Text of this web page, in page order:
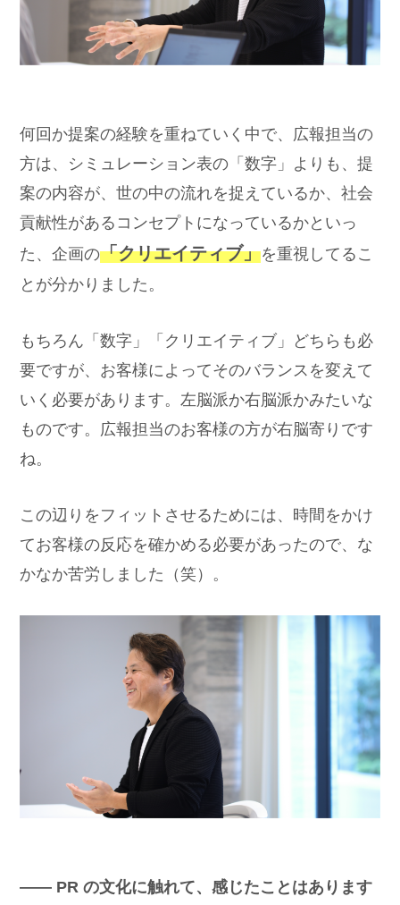
何回か提案の経験を重ねていく中で、広報担当の
方は、シミュレーション表の「数字」よりも、提
案の内容が、世の中の流れを捉えているか、社会
貢献性があるコンセプトになっているかといっ
た、企画の「クリエイティブ」を重視してるこ
とが分かりました。
もちろん「数字」「クリエイティブ」どちらも必
要ですが、お客様によってそのバランスを変えて
いく必要があります。左脳派か右脳派かみたいな
ものです。広報担当のお客様の方が右脳寄りです
ね。
この辺りをフィットさせるためには、時間をかけ
てお客様の反応を確かめる必要があったので、な
かなか苦労しました（笑）。
―― PR の文化に触れて、感じたことはあります